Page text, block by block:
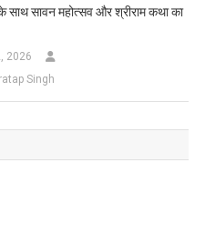
साथ सावन महोत्सव और श्रीराम कथा का
2026
Singh